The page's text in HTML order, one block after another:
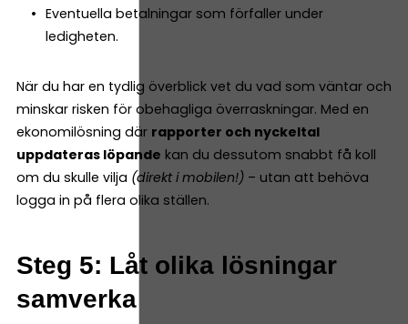
Eventuella betalningar som förfaller under
ledigheten.
När du har en tydlig överblick vet du vad som väntar och
minskar risken för obehagliga överraskningar. Med en
ekonomilösning där rapporter och nyckeltal
uppdateras löpande kan du dessutom snabbt få koll
om du skulle vilja (direkt i mobilen!) – utan att behöva
logga in på flera olika ställen.
Steg 5: Låt olika lösningar
samverka